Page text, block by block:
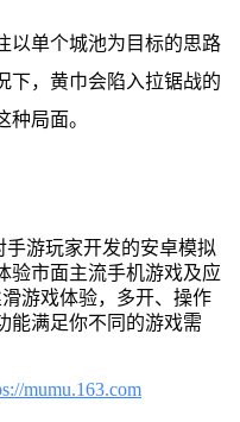
以单个城池为目标的思路
下，黄巾会陷入拉锯战的
局面。
手游玩家开发的安卓模拟
验市面主流手机游戏及应
游戏体验，多开、操作
能满足你不同的游戏需
mumu.163.com